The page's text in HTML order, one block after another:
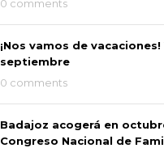
0 comments
¡Nos vamos de
septiembre
0 comments
Badajoz acogerá en
Congreso Nacional de